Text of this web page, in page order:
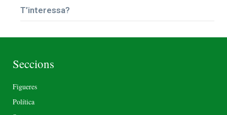
T’interessa?
Seccions
Figueres
Política